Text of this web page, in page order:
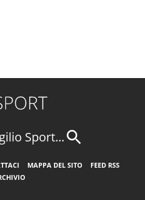
Sport...
MAPPA DEL SITO
FEED RSS